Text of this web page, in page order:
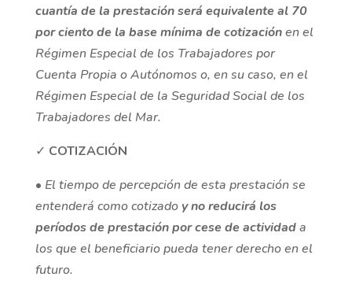
cuantía de la prestación será equivalente al 70
por ciento de la base mínima de cotizaciónen el
Régimen Especial de los Trabajadores por
Cuenta Propia o Autónomos o, en su caso, en el
Régimen Especial de la Seguridad Social de los
Trabajadores del Mar.
✓ COTIZACIÓN
• El tiempo de percepción de esta prestación se
entenderá como cotizado y no reducirá los
períodos de prestación por cese de actividada
los que el beneficiario pueda tener derecho en el
futuro.